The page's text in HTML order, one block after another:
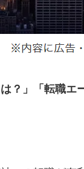
？」「転職